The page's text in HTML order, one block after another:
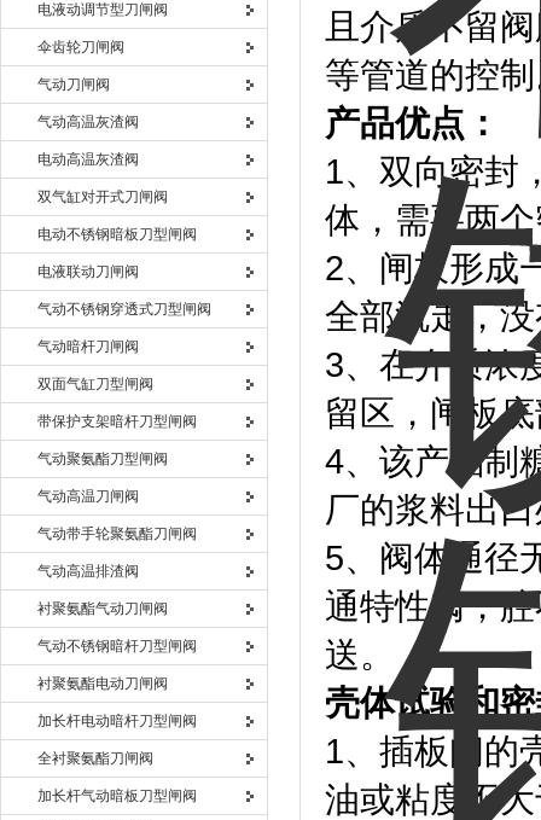
电液动调节型刀闸阀
伞齿轮刀闸阀
气动刀闸阀
气动高温灰渣阀
电动高温灰渣阀
双气缸对开式刀闸阀
电动不锈钢暗板刀型闸阀
电液联动刀闸阀
气动不锈钢穿透式刀型闸阀
气动暗杆刀闸阀
双面气缸刀型闸阀
带保护支架暗杆刀型闸阀
气动聚氨酯刀型闸阀
气动高温刀闸阀
气动带手轮聚氨酯刀闸阀
气动高温排渣阀
衬聚氨酯气动刀闸阀
气动不锈钢暗杆刀型闸阀
衬聚氨酯电动刀闸阀
加长杆电动暗杆刀型闸阀
全衬聚氨酯刀闸阀
加长杆气动暗板刀型闸阀
且介质不留
等管道的控
产品优点：
1、双向密封
体，需要两
2、闸板形成
全部流走，
3、在介质浓
留区，闸板
4、该产品制
厂的浆料出
5、阀体通径
通特性阀，
送。
壳体试验和
1、插板阀的
油或粘度不